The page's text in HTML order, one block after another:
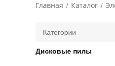
Главная / Каталог /
Категории
Дисковые пилы